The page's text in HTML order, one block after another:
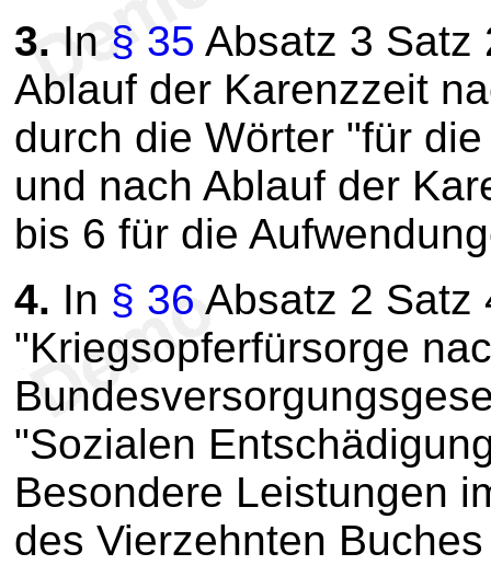
3. In § 35 Absatz 3 Satz
Ablauf der Karenzzeit
durch die Wörter "für
und nach Ablauf der
bis 6 für die
4. In § 36 Absatz 2 Satz
"Kriegsopferfürsorge
"Sozialen
Besondere Leistungen
des Vierzehnten